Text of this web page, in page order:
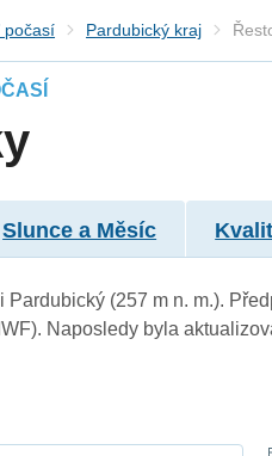
počasí Pardubický kraj
Slunce a Měsíc
Pardubický (257 m n. m.).
Naposledy byla